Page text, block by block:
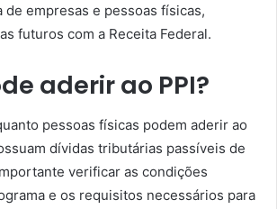
de empresas e pessoas físicas,
futuros com a Receita Federal.
aderir ao PPI?
pessoas físicas podem aderir ao
dívidas tributárias passíveis de
verificar as condições
e os requisitos necessários para